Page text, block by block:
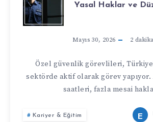
Yasal Haklar ve
Mayıs 30, 2026 2 dakika
Özel güvenlik görevlileri,
sektörde aktif olarak görev yapıyor.
saatleri, fazla mesai
Kariyer & Eğitim E